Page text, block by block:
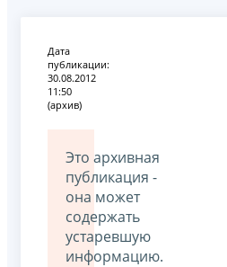
Дата
публикации:
30.08.2012
11:50
(архив)
Это архивная
публикация -
она может
содержать
устаревшую
информацию.